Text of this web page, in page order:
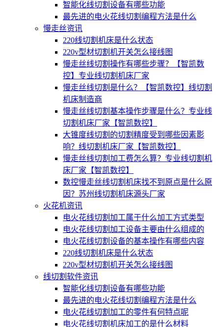
智能化线切割设备有哪些功能
最先进的电火花线切割编程方法是什么
慢走丝资讯
220线切割机床是什么状态
220v型材切割机开关怎么接线图
慢走丝线切割操作有哪些步骤？【智凯数
控】专业线切割机床厂家
慢走丝线切割是什么？【智凯数控】线切割
机床制造商
慢走丝线切割基本操作步骤是什么？专业线
切割机床厂家【智凯数控】
大锥度线切割的切割精度受到哪些因素影
响？线切割机床厂家【智凯数控】
慢走丝线切割加工费怎么算？专业线切割机
床厂家【智凯数控】
数控慢走丝线切割机床找不到原点是什么原
因？苏州线切割机床源头厂家
火花机资讯
电火花线切割加工属于什么加工方式类型
电火花线切割加工设备主要由什么组成的
电火花线切割设备的基本操作有哪些内容
220线切割机床是什么状态
220v型材切割机开关怎么接线图
线切割软件资讯
智能化线切割设备有哪些功能
最先进的电火花线切割编程方法是什么
电火花线切割加工的零件有何特点呢
电火花线切割机床加工的是什么材料